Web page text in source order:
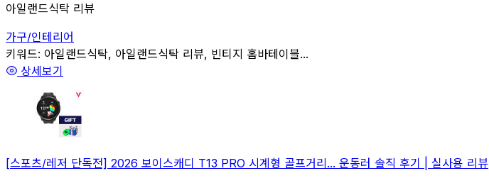
아일랜드식탁 리뷰
가구/인테리어
관련
키워드: 아일랜드식탁, 아일랜드식탁 리뷰, 빈티지 홈바테이블...
상세보기
[스포츠/레저 단독전] 2026 보이스캐디 T13 PRO 시계형 골프거리... 운동러 솔직 후기 | 실사용 리뷰